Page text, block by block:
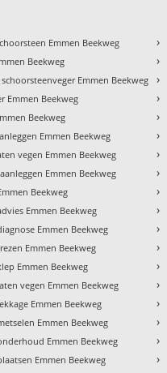
Emmen Beekweg
Beekweg
Emmen Beekweg
Emmen Beekweg
Beekweg
Emmen Beekweg
vegen Emmen Beekweg
Emmen Beekweg
Beekweg
Emmen Beekweg
Emmen Beekweg
Emmen Beekweg
Emmen Beekweg
vegen Emmen Beekweg
Emmen Beekweg
Emmen Beekweg
Emmen Beekweg
Emmen Beekweg
›
›
›
›
›
›
›
›
›
›
›
›
›
›
›
›
›
›